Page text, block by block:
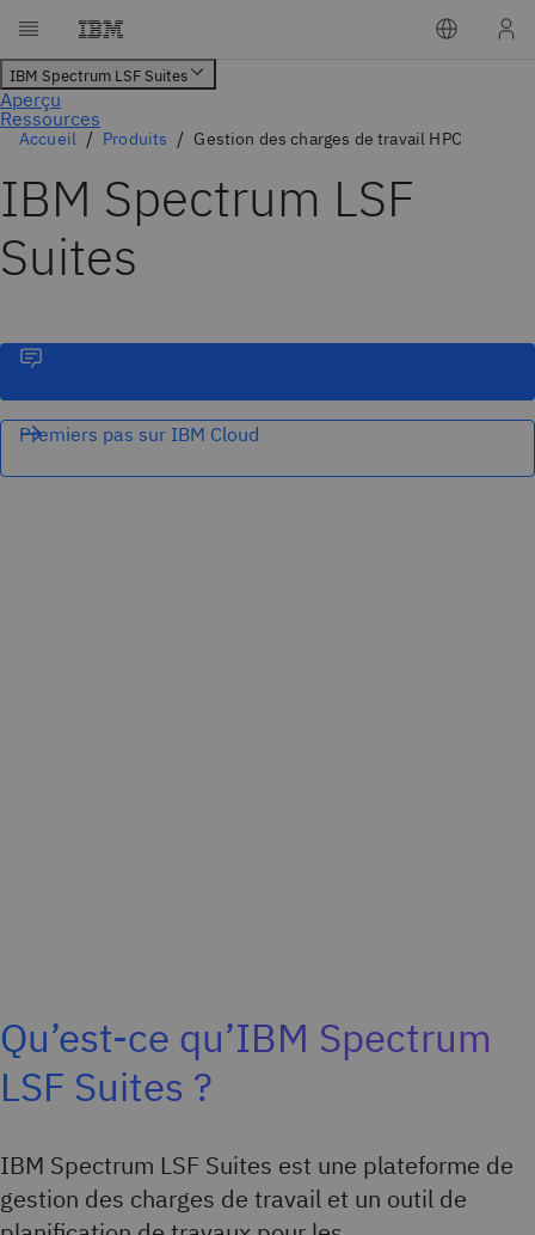
Accueil Produits Gestion des charges de travail HPC
IBM Spectrum LSF
Suites
Premiers pas sur IBM Cloud
Qu’est-ce qu’IBM Spectrum
LSF Suites ?
IBM Spectrum LSF Suites est une plateforme de
gestion des charges de travail et un outil de